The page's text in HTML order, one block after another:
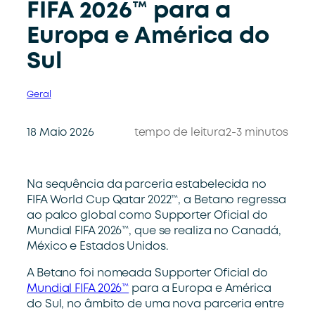
FIFA 2026™ para a
Europa e América do
Sul
Geral
18 Maio 2026 tempo de leitura2-3 minutos
Na sequência da parceria estabelecida no
FIFA World Cup Qatar 2022™, a Betano regressa
ao palco global como Supporter Oficial do
Mundial FIFA 2026™, que se realiza no Canadá,
México e Estados Unidos.
A Betano foi nomeada Supporter Oficial do
Mundial FIFA 2026™ para a Europa e América
do Sul, no âmbito de uma nova parceria entre